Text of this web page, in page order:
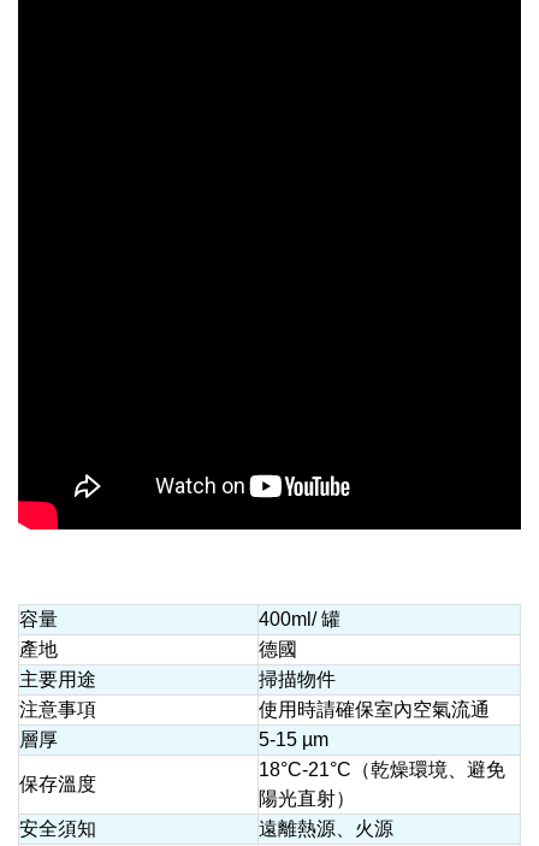
容量
400ml/ 罐
產地
德國
主要用途
掃描物件
注意事項
使用時請確保室內空氣流通
層厚
5-15 µm
保存溫度
18°C-21°C（乾燥環境、避免
陽光直射）
安全須知
遠離熱源、火源